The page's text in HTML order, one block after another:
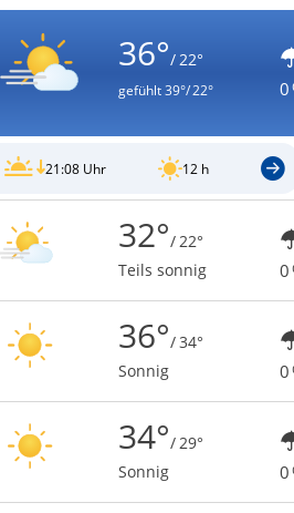
36°/ 22°
gefühlt39°/ 22° 0
21:08 Uhr 12 h
32°/ 22°
Teils sonnig
0
36°/ 34°
Sonnig
0
34°/ 29°
Sonnig
0